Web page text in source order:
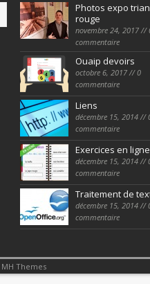
Photos expo
rouge
novembre 24, 2017 //
commentaire
Ouaip devoirs
octobre 6, 2017 // 0
commentaire
Liens
décembre 15, 2014 //
commentaire
Exercices en ligne
décembre 15, 2014 //
commentaire
Traitement de
décembre 15, 2014 //
commentaire
MH Themes